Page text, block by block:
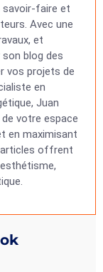
savoir-faire et
Avec une
et
blog des
vos projets de
en
Juan
votre espace
en maximisant
articles offrent